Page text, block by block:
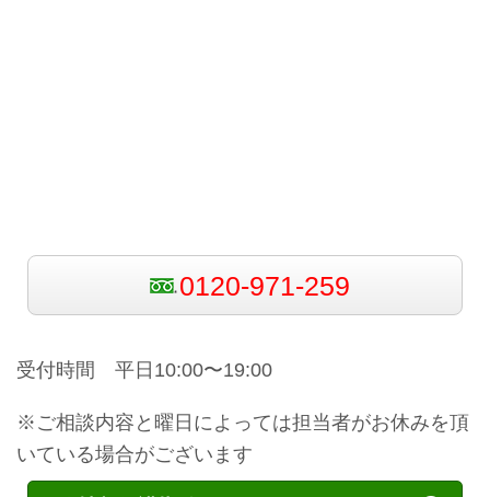
0120-971-259
受付時間 平日10:00〜19:00
※ご相談内容と曜日によっては担当者がお休みを頂
いている場合がございます